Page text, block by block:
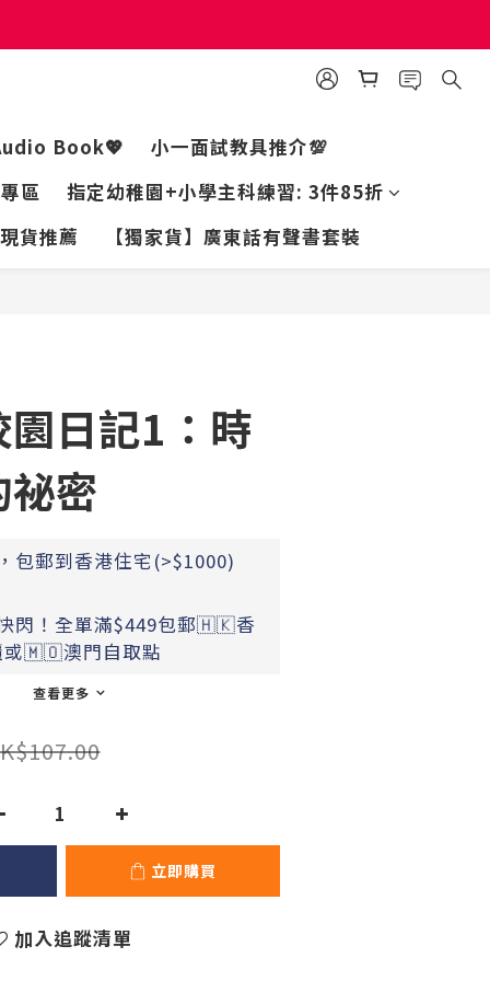
Book💖
小一面試教具推介💯
區
指定幼稚園+小學主科練習: 3件85折
貨推薦
【獨家貨】廣東話有聲書套裝
日記1：時
密
包郵到香港住宅(>$1000)
閃！全單滿$449包郵🇭🇰香
或🇲🇴澳門自取點
查看更多
立即購買
加入追蹤清單